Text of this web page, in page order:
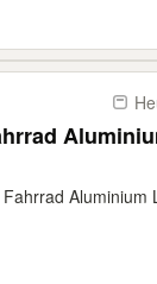
Aluminium